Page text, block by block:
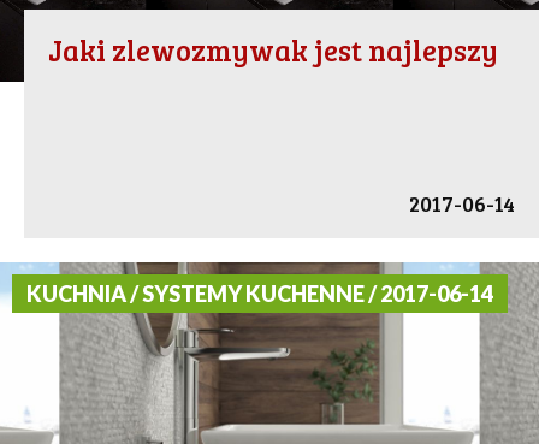
Jaki zlewozmywak jest najlepszy
2017-06-14
KUCHNIA / SYSTEMY KUCHENNE / 2017-06-14